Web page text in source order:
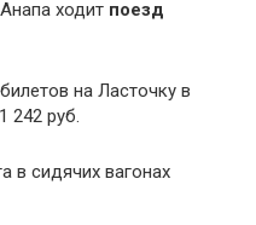
ходит поезд
на Ласточку в
242 руб.
в сидячих вагонах